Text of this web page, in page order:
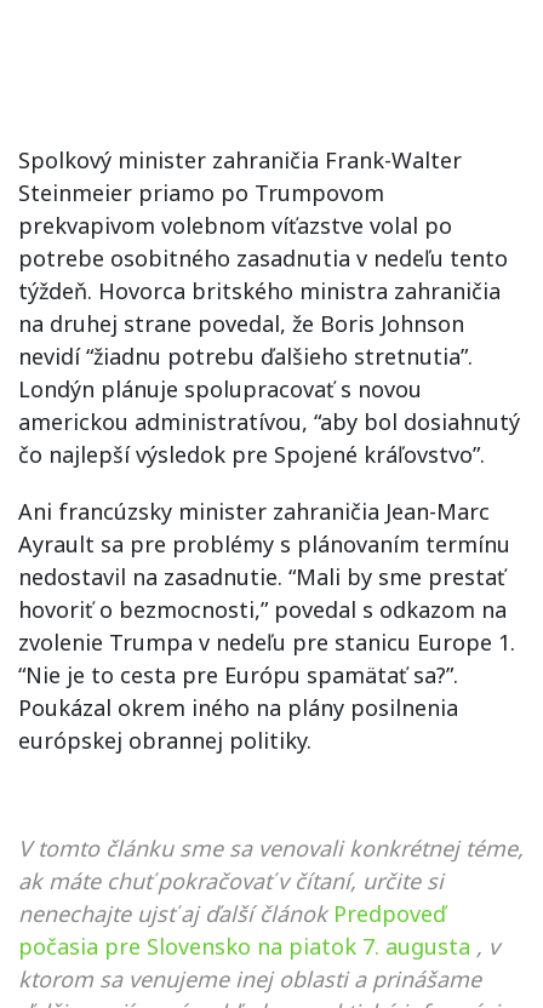
Spolkový minister zahraničia Frank-Walter
Steinmeier priamo po Trumpovom
prekvapivom volebnom víťazstve volal po
potrebe osobitného zasadnutia v nedeľu tento
týždeň. Hovorca britského ministra zahraničia
na druhej strane povedal, že Boris Johnson
nevidí “žiadnu potrebu ďalšieho stretnutia”.
Londýn plánuje spolupracovať s novou
americkou administratívou, “aby bol dosiahnutý
čo najlepší výsledok pre Spojené kráľovstvo”.
Ani francúzsky minister zahraničia Jean-Marc
Ayrault sa pre problémy s plánovaním termínu
nedostavil na zasadnutie. “Mali by sme prestať
hovoriť o bezmocnosti,” povedal s odkazom na
zvolenie Trumpa v nedeľu pre stanicu Europe 1.
“Nie je to cesta pre Európu spamätať sa?”.
Poukázal okrem iného na plány posilnenia
európskej obrannej politiky.
V tomto článku sme sa venovali konkrétnej téme,
ak máte chuť pokračovať v čítaní, určite si
nenechajte ujsť aj ďalší článok Predpoveď
počasia pre Slovensko na piatok 7. augusta , v
ktorom sa venujeme inej oblasti a prinášame